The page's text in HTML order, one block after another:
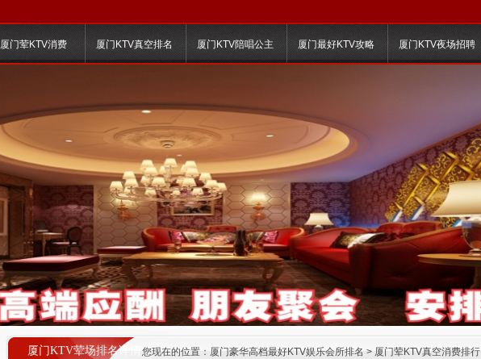
厦门荤KTV消费 厦门KTV真空排名 厦门KTV陪唱公主 厦门最好KTV攻略 厦门KTV夜场招聘
厦门KTV荤场排名详情 您现在的位置： 厦门豪华高档最好KTV娱乐会所排名 > 厦门荤KTV真空消费排行